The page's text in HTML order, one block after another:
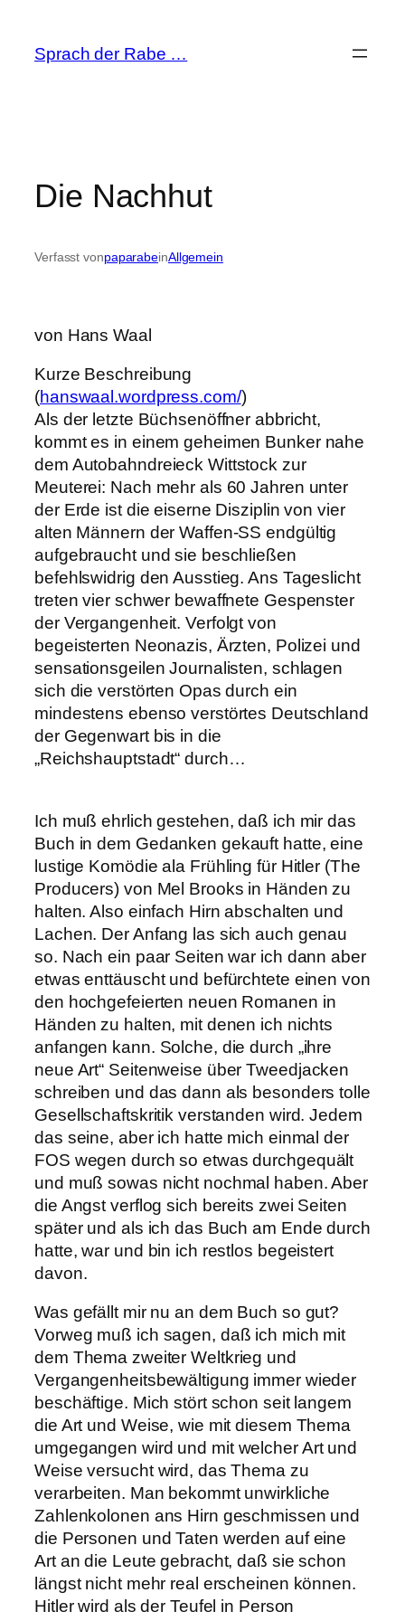
springen
Sprach der Rabe …
Die Nachhut
Verfasst vonpaparabeinAllgemein
von Hans Waal
Kurze Beschreibung
(hanswaal.wordpress.com/)
Als der letzte Büchsenöffner abbricht,
kommt es in einem geheimen Bunker nahe
dem Autobahndreieck Wittstock zur
Meuterei: Nach mehr als 60 Jahren unter
der Erde ist die eiserne Disziplin von vier
alten Männern der Waffen-SS endgültig
aufgebraucht und sie beschließen
befehlswidrig den Ausstieg. Ans Tageslicht
treten vier schwer bewaffnete Gespenster
der Vergangenheit. Verfolgt von
begeisterten Neonazis, Ärzten, Polizei und
sensationsgeilen Journalisten, schlagen
sich die verstörten Opas durch ein
mindestens ebenso verstörtes Deutschland
der Gegenwart bis in die
„Reichshauptstadt“ durch…
Ich muß ehrlich gestehen, daß ich mir das
Buch in dem Gedanken gekauft hatte, eine
lustige Komödie ala Frühling für Hitler (The
Producers) von Mel Brooks in Händen zu
halten. Also einfach Hirn abschalten und
Lachen. Der Anfang las sich auch genau
so. Nach ein paar Seiten war ich dann aber
etwas enttäuscht und befürchtete einen von
den hochgefeierten neuen Romanen in
Händen zu halten, mit denen ich nichts
anfangen kann. Solche, die durch „ihre
neue Art“ Seitenweise über Tweedjacken
schreiben und das dann als besonders tolle
Gesellschaftskritik verstanden wird. Jedem
das seine, aber ich hatte mich einmal der
FOS wegen durch so etwas durchgequält
und muß sowas nicht nochmal haben. Aber
die Angst verflog sich bereits zwei Seiten
später und als ich das Buch am Ende durch
hatte, war und bin ich restlos begeistert
davon.
Was gefällt mir nu an dem Buch so gut?
Vorweg muß ich sagen, daß ich mich mit
dem Thema zweiter Weltkrieg und
Vergangenheitsbewältigung immer wieder
beschäftige. Mich stört schon seit langem
die Art und Weise, wie mit diesem Thema
umgegangen wird und mit welcher Art und
Weise versucht wird, das Thema zu
verarbeiten. Man bekommt unwirkliche
Zahlenkolonen ans Hirn geschmissen und
die Personen und Taten werden auf eine
Art an die Leute gebracht, daß sie schon
längst nicht mehr real erscheinen können.
Hitler wird als der Teufel in Person